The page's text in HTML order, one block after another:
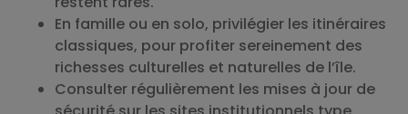
En famille ou en solo, privilégier les itinéraires
classiques, pour profiter sereinement des
richesses culturelles et naturelles de l’île.
Consulter régulièrement les mises à jour de